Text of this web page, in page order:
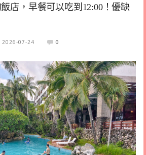
店，早餐可以吃到12:00！優缺
2026-07-24 0